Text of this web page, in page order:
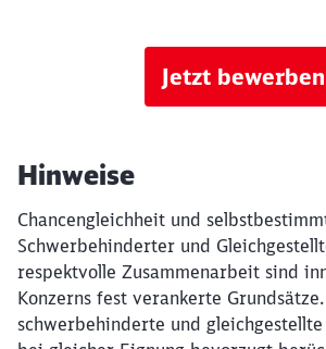
Jetzt bewerben
Hinweise
Chancengleichheit und
Schwerbehinderter und
respektvolle Zusammenarbeit sind
Konzerns fest verankerte
schwerbehinderte und